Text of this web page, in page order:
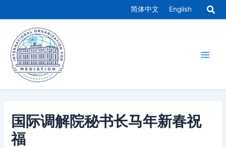
至
简体中文 English
国际调解院秘书长马年新春祝
福